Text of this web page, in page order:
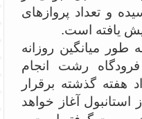
و تعداد پروازهای
طور میانگین روزانه
از فرودگاه رشت انجام
هفته گذشته برقرار
پرواز استانبول آغاز خواهد